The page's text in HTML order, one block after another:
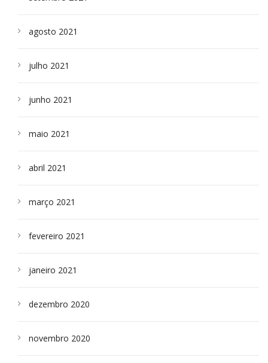
agosto 2021
julho 2021
junho 2021
maio 2021
abril 2021
março 2021
fevereiro 2021
janeiro 2021
dezembro 2020
novembro 2020